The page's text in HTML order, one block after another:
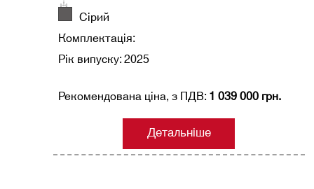
Сірий
Комплектація:
Рік випуску: 2025
Рекомендована ціна, з ПДВ:1 039 000 грн.
Детальніше